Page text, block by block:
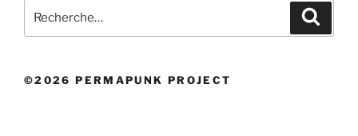
pour
©2026 PERMAPUNK PROJECT